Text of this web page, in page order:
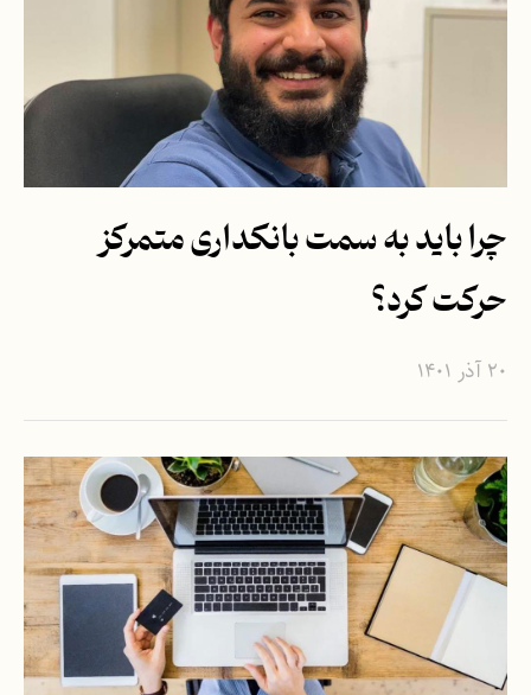
چرا باید به سمت بانکداری متمرکز
حرکت کرد؟
۲۰ آذر ۱۴۰۱